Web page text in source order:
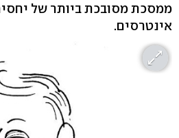
ממסכת מסובכת ביותר של
אינטרסים.